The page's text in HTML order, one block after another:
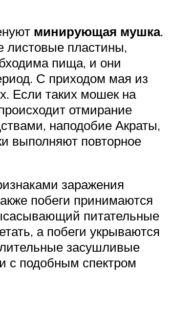
минирующая мушка.
листовые пластины,
пища, и они
С приходом мая из
Если таких мошек на
отмирание
наподобие Акраты,
выполняют повторное
заражения
побеги принимаются
питательные
а побеги укрываются
засушливые
с подобным спектром